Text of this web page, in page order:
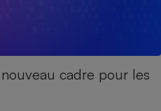
cadre pour les